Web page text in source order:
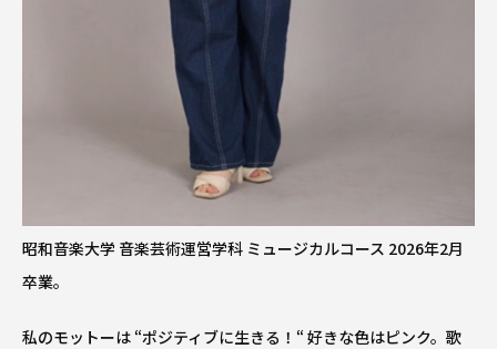
昭和音楽大学 音楽芸術運営学科 ミュージカルコース 2026年2月
卒業。
私のモットーは “ポジティブに生きる！“ 好きな色はピンク。歌